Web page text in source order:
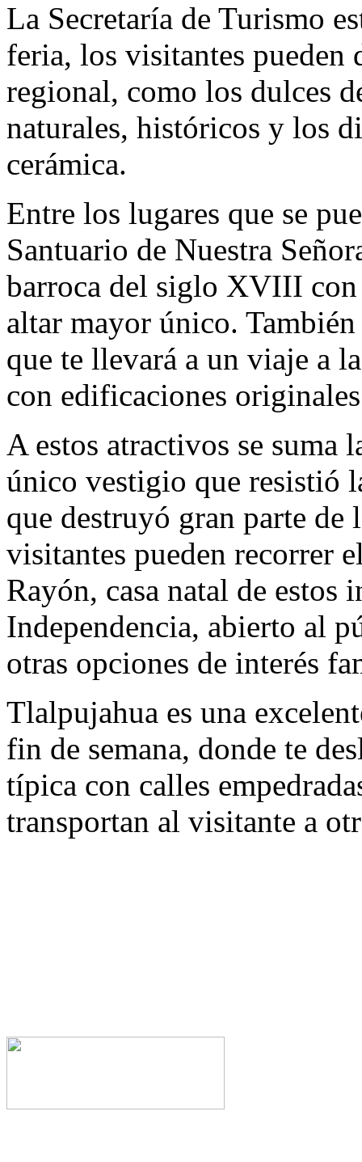
La Secretaría de Turismo
feria, los visitantes pueden
regional, como los dulces
naturales, históricos y los
cerámica.
Entre los lugares que se
Santuario de Nuestra
barroca del siglo XVIII
altar mayor único.
que te llevará a un viaje a
con edificaciones
A estos atractivos se suma
único vestigio que resistió
que destruyó gran parte
visitantes pueden recorrer
Rayón, casa natal de estos
Independencia, abierto al
otras opciones de interés
Tlalpujahua es una
fin de semana, donde te
típica con calles
transportan al visitante a